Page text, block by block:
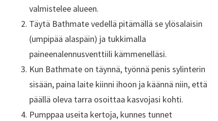
valmistelee alueen.
Täytä Bathmate vedellä pitämällä se ylösalaisin
(umpipää alaspäin) ja tukkimalla
paineenalennusventtiili kämmenelläsi.
Kun Bathmate on täynnä, työnnä penis sylinterin
sisään, paina laite kiinni ihoon ja käännä niin, että
päällä oleva tarra osoittaa kasvojasi kohti.
Pumppaa useita kertoja, kunnes tunnet